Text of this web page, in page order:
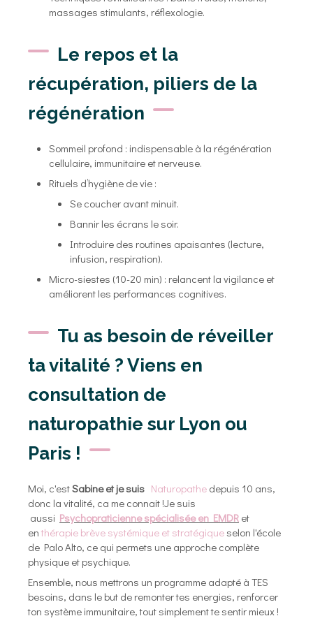
massages stimulants, réflexologie.
Le repos et la
récupération, piliers de la
régénération
Sommeil profond : indispensable à la régénération
cellulaire, immunitaire et nerveuse.
Rituels d’hygiène de vie :
Se coucher avant minuit.
Bannir les écrans le soir.
Introduire des routines apaisantes (lecture,
infusion, respiration).
Micro-siestes (10-20 min) : relancent la vigilance et
améliorent les performances cognitives.
Tu as besoin de réveiller
ta vitalité ? Viens en
consultation de
naturopathie sur Lyon ou
Paris !
Moi, c'estSabine et je suis Naturopathe depuis 10 ans,
donc la vitalité, ca me connait !Je suis
aussi Psychopraticienne spécialisée en EMDR et
en thérapie brève systémique et stratégiqueselon l'école
de Palo Alto, ce qui permets une approche complète
physique et psychique.
Ensemble, nous mettrons un programme adapté à TES
besoins, dans le but de remonter tes energies, renforcer
ton système immunitaire, tout simplement te sentir mieux !